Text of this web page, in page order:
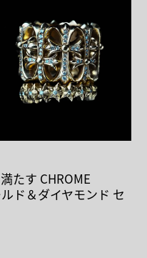
たす CHROME
ド＆ダイヤモンド セ